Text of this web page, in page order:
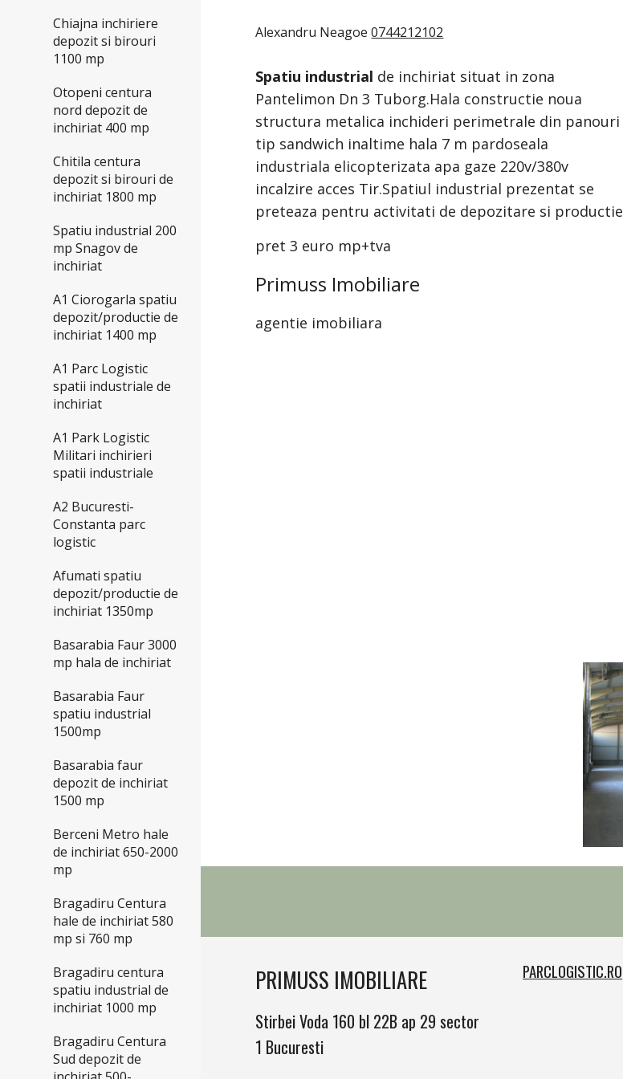
Chiajna inchiriere
depozit si birouri
1100 mp
Otopeni centura
nord depozit de
inchiriat 400 mp
Chitila centura
depozit si birouri de
inchiriat 1800 mp
Spatiu industrial 200
mp Snagov de
inchiriat
A1 Ciorogarla spatiu
depozit/productie de
inchiriat 1400 mp
A1 Parc Logistic
spatii industriale de
inchiriat
A1 Park Logistic
Militari inchirieri
spatii industriale
A2 Bucuresti-
Constanta parc
logistic
Afumati spatiu
depozit/productie de
inchiriat 1350mp
Basarabia Faur 3000
mp hala de inchiriat
Basarabia Faur
spatiu industrial
1500mp
Basarabia faur
depozit de inchiriat
1500 mp
Berceni Metro hale
de inchiriat 650-2000
mp
Bragadiru Centura
hale de inchiriat 580
mp si 760 mp
Bragadiru centura
spatiu industrial de
inchiriat 1000 mp
Bragadiru Centura
Sud depozit de
Alexandru Neagoe0744212102
Spatiu industrial de inchiriat situat in zona
Pantelimon Dn 3 Tuborg.Hala constructie noua
structura metalica inchideri perimetrale din panouri
tip sandwich inaltime hala 7 m pardoseala
industriala elicopterizata apa gaze 220v/380v
incalzire acces Tir.Spatiul industrial prezentat se
preteaza pentru activitati de depozitare si productie
pret 3 euro mp+tva
Primuss Imobiliare
agentie imobiliara
PRIMUSS IMOBILIARE
Stirbei Voda 160 bl 22B ap 29 sector
1 Bucuresti
PARCLOGISTIC.RO